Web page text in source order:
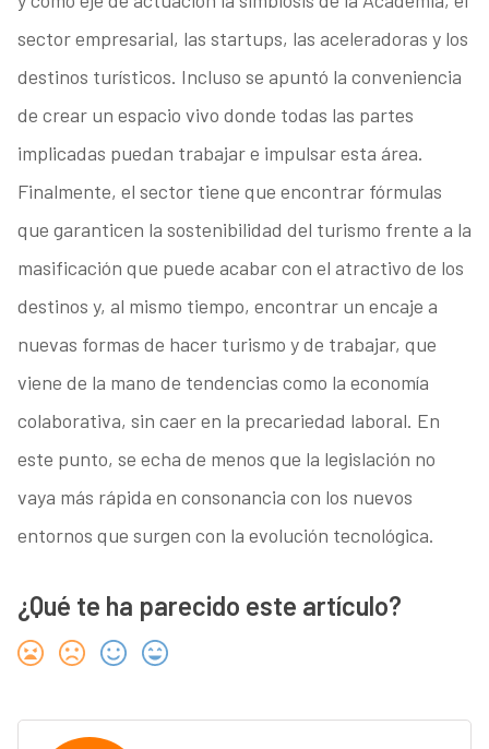
sector empresarial, las startups, las aceleradoras y los
destinos turísticos. Incluso se apuntó la conveniencia
de crear un espacio vivo donde todas las partes
implicadas puedan trabajar e impulsar esta área.
Finalmente, el sector tiene que encontrar fórmulas
que garanticen la sostenibilidad del turismo frente a la
masificación que puede acabar con el atractivo de los
destinos y, al mismo tiempo, encontrar un encaje a
nuevas formas de hacer turismo y de trabajar, que
viene de la mano de tendencias como la economía
colaborativa, sin caer en la precariedad laboral. En
este punto, se echa de menos que la legislación no
vaya más rápida en consonancia con los nuevos
entornos que surgen con la evolución tecnológica.
¿Qué te ha parecido este artículo?